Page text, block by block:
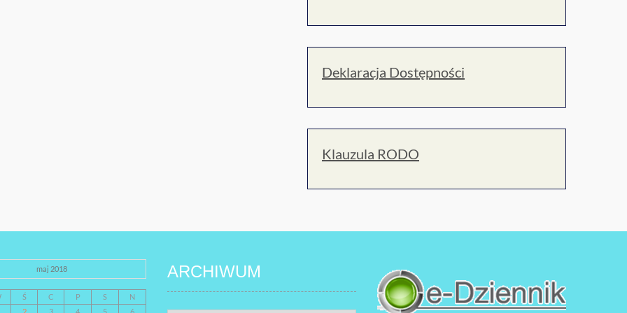
Deklaracja Dostępności
Klauzula RODO
maj 2018
Ś C P S
N
ARCHIWUM